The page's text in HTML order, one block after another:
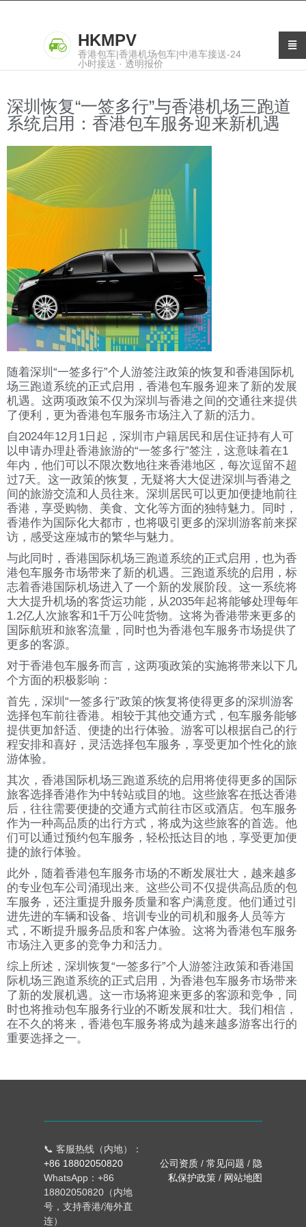
HKMPV
香港包车|香港机场包车|中港车接送-24
小时接送 · 透明报价
深圳恢复“一签多行”与香港机场三跑道
系统启用：香港包车服务迎来新机遇
随着深圳“一签多行”个人游签注政策的恢复和香港国际机
场三跑道系统的正式启用，香港包车服务迎来了新的发展
机遇。这两项政策不仅为深圳与香港之间的交通往来提供
了便利，更为香港包车服务市场注入了新的活力。
自2024年12月1日起，深圳市户籍居民和居住证持有人可
以申请办理赴香港旅游的“一签多行”签注，这意味着在1
年内，他们可以不限次数地往来香港地区，每次逗留不超
过7天。这一政策的恢复，无疑将大大促进深圳与香港之
间的旅游交流和人员往来。深圳居民可以更加便捷地前往
香港，享受购物、美食、文化等方面的独特魅力。同时，
香港作为国际化大都市，也将吸引更多的深圳游客前来探
访，感受这座城市的繁华与魅力。
与此同时，香港国际机场三跑道系统的正式启用，也为香
港包车服务市场带来了新的机遇。三跑道系统的启用，标
志着香港国际机场进入了一个新的发展阶段。这一系统将
大大提升机场的客货运功能，从2035年起将能够处理每年
1.2亿人次旅客和1千万公吨货物。这将为香港带来更多的
国际航班和旅客流量，同时也为香港包车服务市场提供了
更多的客源。
对于香港包车服务而言，这两项政策的实施将带来以下几
个方面的积极影响：
首先，深圳“一签多行”政策的恢复将使得更多的深圳游客
选择包车前往香港。相较于其他交通方式，包车服务能够
提供更加舒适、便捷的出行体验。游客可以根据自己的行
程安排和喜好，灵活选择包车服务，享受更加个性化的旅
游体验。
其次，香港国际机场三跑道系统的启用将使得更多的国际
旅客选择香港作为中转站或目的地。这些旅客在抵达香港
后，往往需要便捷的交通方式前往市区或酒店。包车服务
作为一种高品质的出行方式，将成为这些旅客的首选。他
们可以通过预约包车服务，轻松抵达目的地，享受更加便
捷的旅行体验。
此外，随着香港包车服务市场的不断发展壮大，越来越多
的专业包车公司涌现出来。这些公司不仅提供高品质的包
车服务，还注重提升服务质量和客户满意度。他们通过引
进先进的车辆和设备、培训专业的司机和服务人员等方
式，不断提升服务品质和客户体验。这将为香港包车服务
市场注入更多的竞争力和活力。
综上所述，深圳恢复“一签多行”个人游签注政策和香港国
际机场三跑道系统的正式启用，为香港包车服务市场带来
了新的发展机遇。这一市场将迎来更多的客源和竞争，同
时也将推动包车服务行业的不断发展和壮大。我们相信，
在不久的将来，香港包车服务将成为越来越多游客出行的
重要选择之一。
📞 客服热线（内地）：
+86 18802050820
WhatsApp：+86
18802050820（内地
号，支持香港/海外直
连）
公司资质 / 常见问题 / 隐
私保护政策 / 网站地图